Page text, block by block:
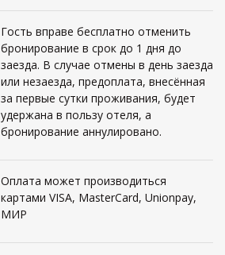
Гость вправе бесплатно отменить
бронирование в срок до 1 дня до
заезда. В случае отмены в день заезда
или незаезда, предоплата, внесённая
за первые сутки проживания, будет
удержана в пользу отеля, а
бронирование аннулировано.
Оплата может производиться
картами VISA, MasterCard, Unionpay,
МИР